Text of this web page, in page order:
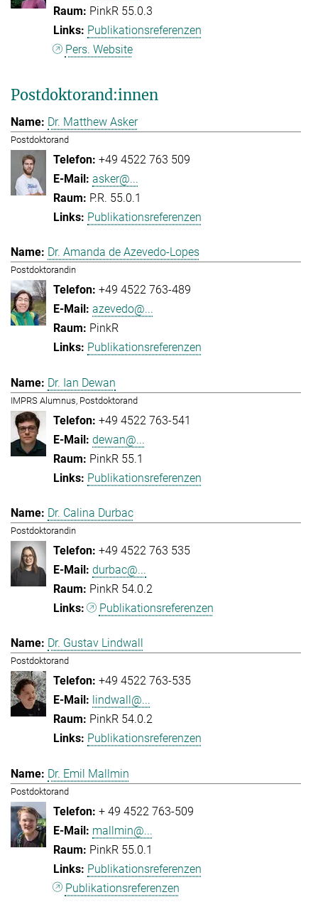
PinkR 55.0.3
Publikationsreferenzen
Pers. Website
Postdoktorand:innen
Dr. Matthew Asker
Postdoktorand
+49 4522 763 509
asker@...
P.R. 55.0.1
Publikationsreferenzen
Dr. Amanda de Azevedo-Lopes
Postdoktorandin
+49 4522 763-489
azevedo@...
PinkR
Publikationsreferenzen
Dr. Ian Dewan
IMPRS Alumnus, Postdoktorand
+49 4522 763-541
dewan@...
PinkR 55.1
Publikationsreferenzen
Dr. Calina Durbac
Postdoktorandin
+49 4522 763 535
durbac@...
PinkR 54.0.2
Publikationsreferenzen
Dr. Gustav Lindwall
Postdoktorand
+49 4522 763-535
lindwall@...
PinkR 54.0.2
Publikationsreferenzen
Dr. Emil Mallmin
Postdoktorand
+ 49 4522 763-509
mallmin@...
PinkR 55.0.1
Publikationsreferenzen
Publikationsreferenzen